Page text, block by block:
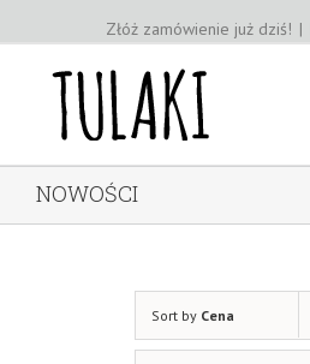
Złóż zamówienie już dziś! |
NOWOŚCI
Sort by Cena